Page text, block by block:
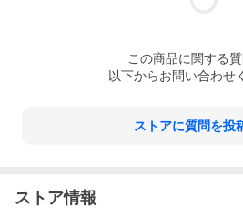
この商品に関する質
以下からお問い合わせ
ストアに質問を投
ストア情報